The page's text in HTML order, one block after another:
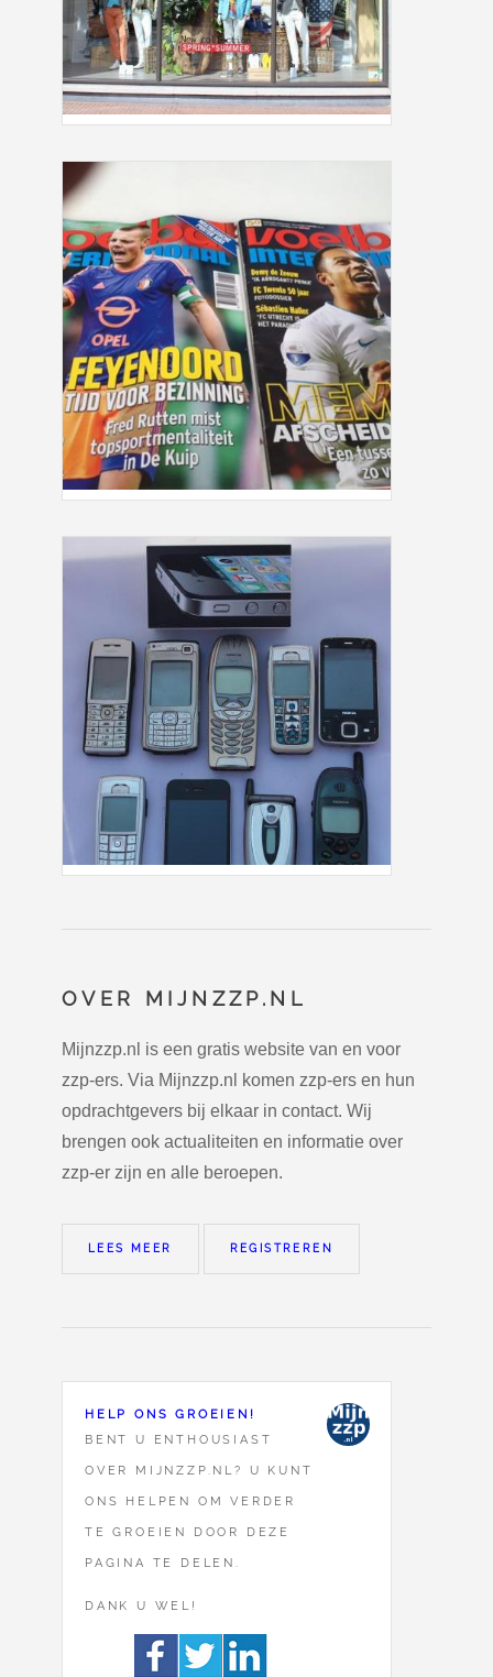
OVER MIJNZZP.NL
Mijnzzp.nl is een gratis website van en voor
zzp-ers. Via Mijnzzp.nl komen zzp-ers en hun
opdrachtgevers bij elkaar in contact. Wij
brengen ook actualiteiten en informatie over
zzp-er zijn en alle beroepen.
LEES MEER REGISTREREN
HELP ONS GROEIEN!
BENT U ENTHOUSIAST
OVER MIJNZZP.NL? U KUNT
ONS HELPEN OM VERDER
TE GROEIEN DOOR DEZE
PAGINA TE DELEN.
DANK U WEL!